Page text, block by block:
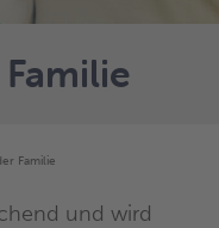
Familie
und wird